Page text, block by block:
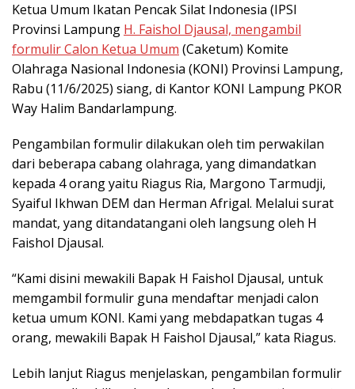
Ketua Umum Ikatan Pencak Silat Indonesia (IPSI
Provinsi Lampung H. Faishol Djausal, mengambil
formulir Calon Ketua Umum (Caketum) Komite
Olahraga Nasional Indonesia (KONI) Provinsi Lampung,
Rabu (11/6/2025) siang, di Kantor KONI Lampung PKOR
Way Halim Bandarlampung.
Pengambilan formulir dilakukan oleh tim perwakilan
dari beberapa cabang olahraga, yang dimandatkan
kepada 4 orang yaitu Riagus Ria, Margono Tarmudji,
Syaiful Ikhwan DEM dan Herman Afrigal. Melalui surat
mandat, yang ditandatangani oleh langsung oleh H
Faishol Djausal.
“Kami disini mewakili Bapak H Faishol Djausal, untuk
memgambil formulir guna mendaftar menjadi calon
ketua umum KONI. Kami yang mebdapatkan tugas 4
orang, mewakili Bapak H Faishol Djausal,” kata Riagus.
Lebih lanjut Riagus menjelaskan, pengambilan formulir